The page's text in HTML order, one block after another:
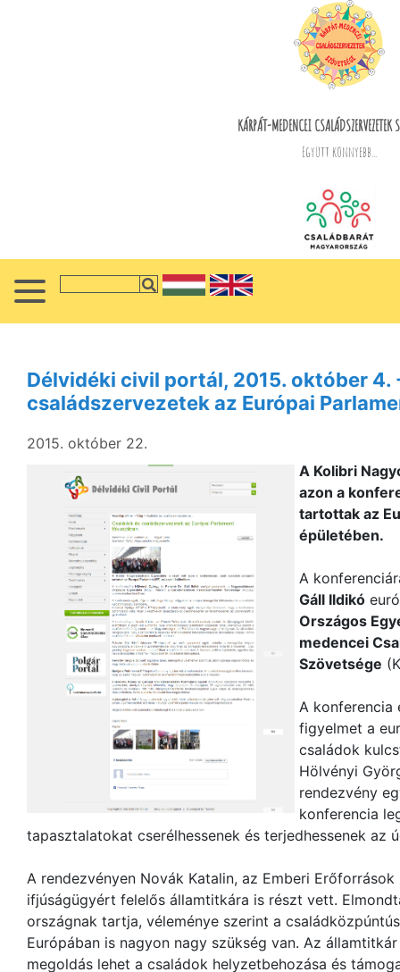
KÁRPÁT-MEDENCEI CSALÁDSZERVEZETEK
Együtt könnyebb...
Délvidéki civil portál, 2015. október 4.
családszervezetek az Európai
2015. október 22.
A Kolibri
azon a
tartottak az
épületében.
A
Gáll Ildikó
Országos
medencei
Szövetsége
A konferencia
figyelmet a
családok
Hölvényi
rendezvény
konferencia
tapasztalatokat cserélhessenek és terjedhessenek az
A rendezvényen Novák Katalin, az Emberi
ifjúságügyért felelős államtitkára is részt vett.
országnak tartja, véleménye szerint a
Európában is nagyon nagy szükség van. Az
megoldás lehet a családok helyzetbehozása és